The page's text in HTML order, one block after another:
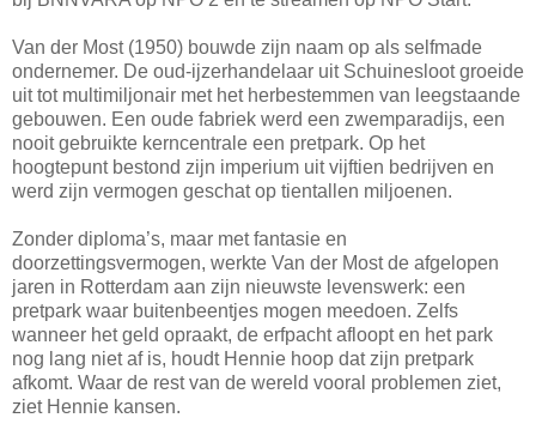
Van der Most (1950) bouwde zijn naam op als selfmade
ondernemer. De oud-ijzerhandelaar uit Schuinesloot groeide
uit tot multimiljonair met het herbestemmen van leegstaande
gebouwen. Een oude fabriek werd een zwemparadijs, een
nooit gebruikte kerncentrale een pretpark. Op het
hoogtepunt bestond zijn imperium uit vijftien bedrijven en
werd zijn vermogen geschat op tientallen miljoenen.
Zonder diploma’s, maar met fantasie en
doorzettingsvermogen, werkte Van der Most de afgelopen
jaren in Rotterdam aan zijn nieuwste levenswerk: een
pretpark waar buitenbeentjes mogen meedoen. Zelfs
wanneer het geld opraakt, de erfpacht afloopt en het park
nog lang niet af is, houdt Hennie hoop dat zijn pretpark
afkomt. Waar de rest van de wereld vooral problemen ziet,
ziet Hennie kansen.